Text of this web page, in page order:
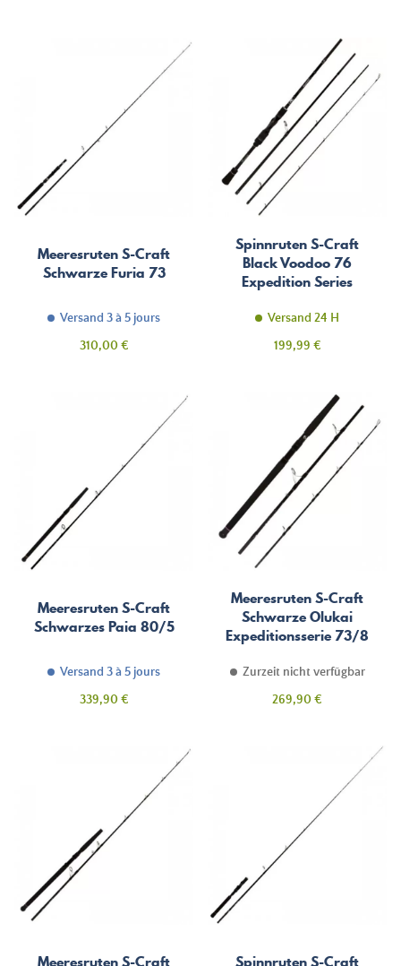
Meeresruten S-Craft
Schwarze Furia 73
Versand 3 à 5 jours
Preis
310,00 €
Spinnruten S-Craft
Black Voodoo 76
Expedition Series
Versand 24 H
Preis
199,99 €
Meeresruten S-Craft
Schwarzes Paia 80/5
Versand 3 à 5 jours
Preis
339,90 €
Meeresruten S-Craft
Schwarze Olukai
Expeditionsserie 73/8
Zurzeit nicht verfügbar
Preis
269,90 €
Meeresruten S-Craft Spinnruten S-Craft